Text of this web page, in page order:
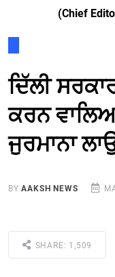
(Chief
ਦਿੱਲੀ
ਕਰਨ
ਜੁਰਮਾਨਾ
BYAAKSH NEWS
SHARE: 1,509